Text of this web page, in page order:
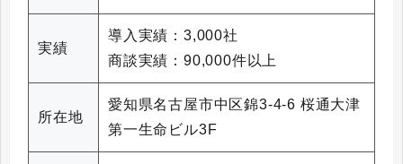
実績
導入実績：3,000社
商談実績：90,000件以上
所在地
愛知県名古屋市中区錦3-4-6 桜通大津
第一生命ビル3F